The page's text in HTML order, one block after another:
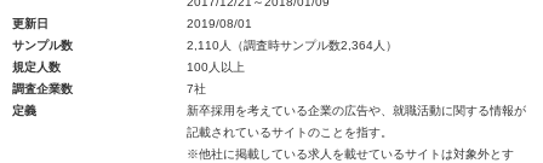
更新日
2019/08/01
サンプル数
2,110人（調査時サンプル数2,364人）
規定人数
100人以上
調査企業数
7社
定義
新卒採用を考えている企業の広告や、就職活動に関する情報が
記載されているサイトのことを指す。
※他社に掲載している求人を載せているサイトは対象外とす